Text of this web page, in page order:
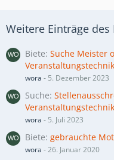
Weitere Einträge des
Biete Suche Meister
Veranstaltungstechnik
wora - 5. Dezember 2023
Suche
wora - 5. Juli 2023
Biete gebrauchte
wora -26. Januar 2020